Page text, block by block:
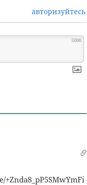
авторизуйтесь
5000
+Znda8_pP5SMwYmFi